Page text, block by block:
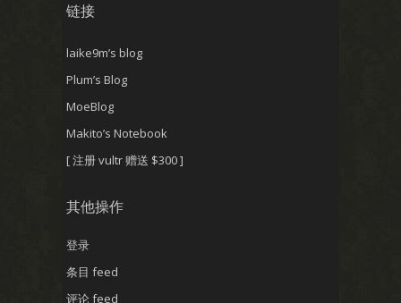
链接
laike9m’s blog
Plum’s Blog
MoeBlog
Makito’s Notebook
[ 注册 vultr 赠送 $300 ]
其他操作
登录
条目 feed
评论 feed